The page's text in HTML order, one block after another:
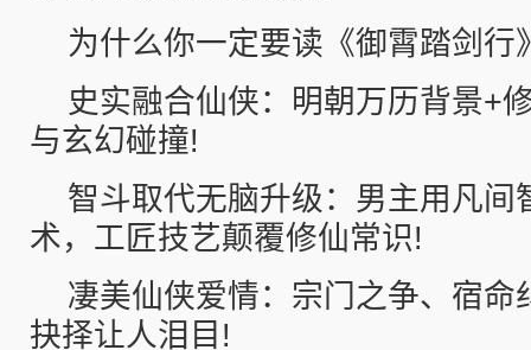
为什么你一定要读《御霄踏剑行
史实融合仙侠：明朝万历背景+
与玄幻碰撞!
智斗取代无脑升级：男主用凡间
术，工匠技艺颠覆修仙常识!
凄美仙侠爱情：宗门之争、宿命
抉择让人泪目!